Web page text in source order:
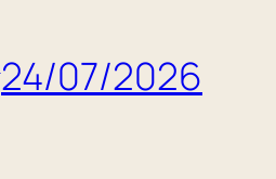
24/07/2026